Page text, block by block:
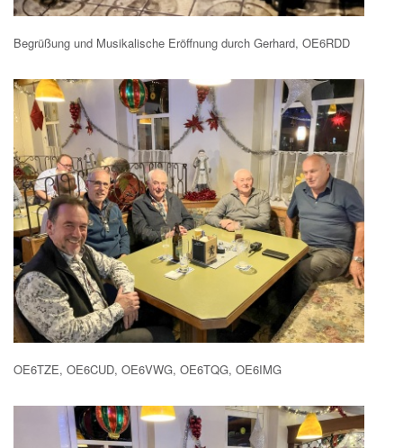
Begrüßung und Musikalische Eröffnung durch Gerhard, OE6RDD
OE6TZE, OE6CUD, OE6VWG, OE6TQG, OE6IMG